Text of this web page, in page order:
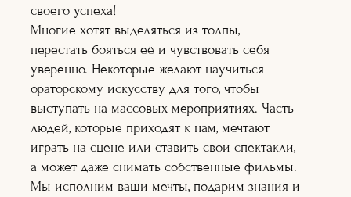
Сценарное дело
Видеоблогер
Журналистика
Подробнее
Подробне
е
Подробнее
Подробнее
Подробне
е
Подробне
е
своего успеха!
Многие хотят выделяться из толпы,
перестать бояться её и чувствовать себя
уверенно. Некоторые желают научиться
ораторскому искусству для того, чтобы
выступать на массовых мероприятиях. Часть
людей, которые приходят к нам, мечтают
играть на сцене или ставить свои спектакли,
а может даже снимать собственные фильмы.
Мы исполним ваши мечты, подарим знания и